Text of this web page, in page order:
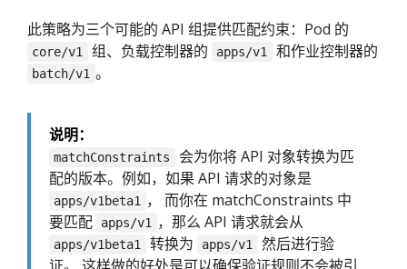
此策略为三个可能的 API 组提供匹配约束：Pod 的
core/v1 组、负载控制器的 apps/v1 和作业控制器的
batch/v1 。
说明：
matchConstraints
会为你将 API 对象转换为匹
配的版本。例如，如果 API 请求的对象是
apps/v1beta1
， 而你在 matchConstraints 中
要匹配
apps/v1 ，那么 API 请求就会从
apps/v1beta1 转换为 apps/v1
然后进行验